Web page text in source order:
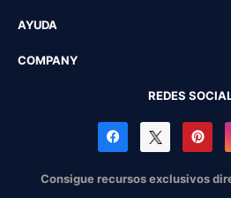
AYUDA
COMPANY
REDES
Consigue recursos exclusivos